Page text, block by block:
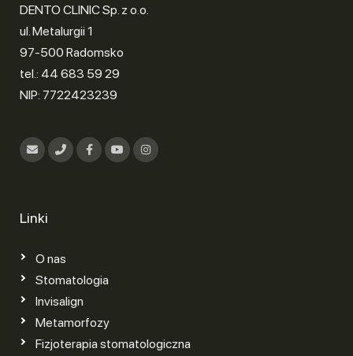
DENTO CLINIC Sp. z o.o.
ul. Metalurgii 1
97-500 Radomsko
tel.: 44 683 59 29
NIP: 7722423239
Linki
O nas
Stomatologia
Invisalign
Metamorfozy
Fizjoterapia stomatologiczna